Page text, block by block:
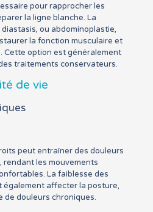
pour rapprocher les
la ligne blanche. La
ou abdominoplastie,
la fonction musculaire et
Cette option est généralement
traitements conservateurs.
de vie
peut entraîner des douleurs
rendant les mouvements
La faiblesse des
également affecter la posture,
de douleurs chroniques.